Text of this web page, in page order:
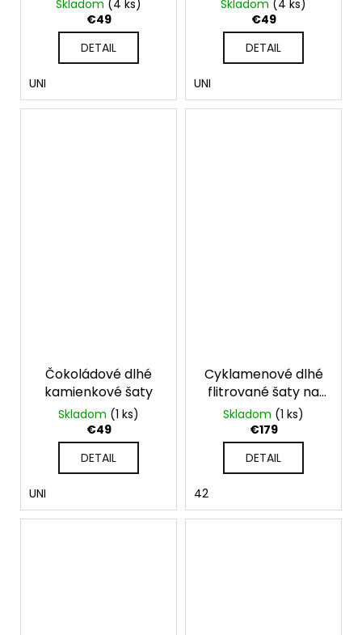
Skladom (4 ks)
€49
DETAIL
UNI
Skladom (4 ks)
€49
DETAIL
UNI
Čokoládové dlhé
kamienkové šaty
Skladom (1 ks)
€49
DETAIL
UNI
Cyklamenové dlhé
flitrované šaty na
ramienka
Skladom (1 ks)
€179
DETAIL
42